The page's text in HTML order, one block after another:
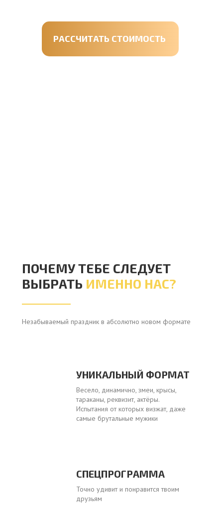
РАССЧИТАТЬ СТОИМОСТЬ
СПЕЦПРОГРАММА
Точно удивит и понравится твоим
друзьям
Незабываемый праздник в абсолютно новом формате
УНИКАЛЬНЫЙ ФОРМАТ
Весело, динамично, змеи, крысы,
тараканы, реквизит, актёры.
Испытания от которых визжат, даже
самые брутальные мужики
ПОЧЕМУ ТЕБЕ СЛЕДУЕТ
ВЫБРАТЬ ИМЕННО НАС?